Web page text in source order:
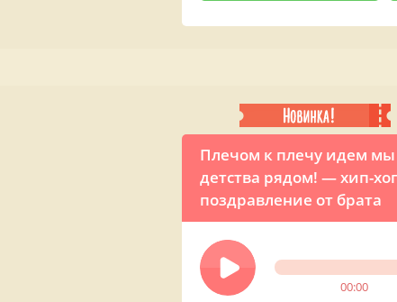
Плечом к плечу идем мы
детства рядом! — хип-
поздравление от брата
00:00